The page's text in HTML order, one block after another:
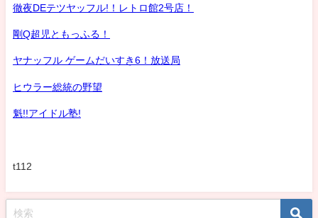
徹夜DEテツヤッフル!！レトロ館2号店！
剛Q超児ともっふる！
ヤナッフル ゲームだいすき6！放送局
ヒウラー総統の野望
魁!!アイドル塾!
t112